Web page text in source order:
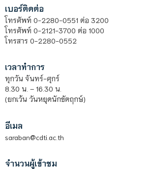
เบอร์ติดต่อ
โทรศัพท์ 0-2280-0551 ต่อ 3200
โทรศัพท์ 0-2121-3700 ต่อ 1000
โทรสาร 0-2280-0552
เวลาทำการ
ทุกวัน จันทร์-ศุกร์
8.30 น. – 16.30 น.
(ยกเว้น วันหยุดนักขัตฤกษ์)
อีเมล
saraban@cdti.ac.th
จำนวนผู้เข้าชม